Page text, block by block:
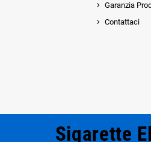
Garanzia
Contattaci
Sigarette